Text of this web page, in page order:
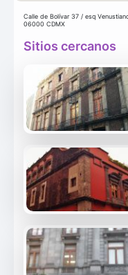
Calle de Bolívar 37 / esq
06000 CDMX
Sitios cercanos